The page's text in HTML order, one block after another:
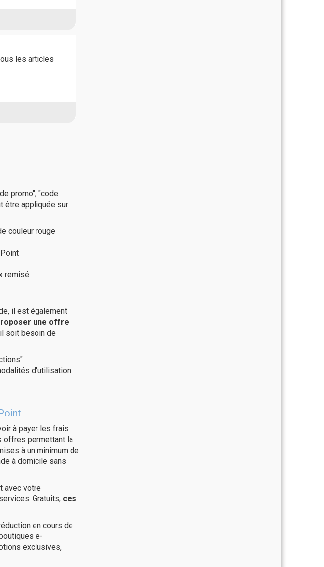
les articles
promo", "code
être appliquée sur
couleur rouge
remisé
il est également
une offre
soit besoin de
d'utilisation
à payer les frais
offres permettant la
à un minimum de
à domicile sans
avec votre
Gratuits, ces
en cours de
e-
exclusives,